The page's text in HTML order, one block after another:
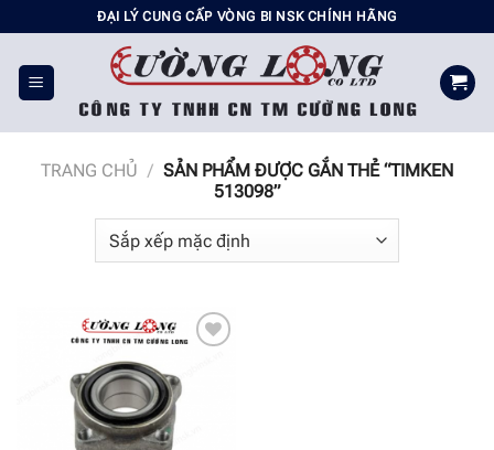
đến
nội
dung
ĐẠI LÝ CUNG CẤP VÒNG BI NSK CHÍNH HÃNG
TRANG CHỦ / SẢN PHẨM ĐƯỢC GẮN THẺ “TIMKEN
513098”